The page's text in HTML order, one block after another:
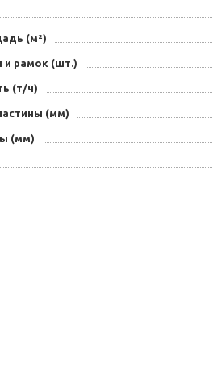
(м²)
и рамок (шт.)
(т/ч)
(мм)
(мм)